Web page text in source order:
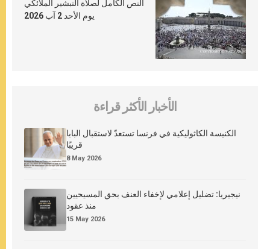
النص الكامل لصلاة التبشير الملائكي
يوم الأحد 2 آب 2026
الأخبار الأكثر قراءة
الكنيسة الكاثوليكية في فرنسا تستعدّ لاستقبال البابا
قريبًا
8 May 2026
نيجيريا: تضليل إعلامي لإخفاء العنف بحق المسيحيين
منذ عقود
15 May 2026